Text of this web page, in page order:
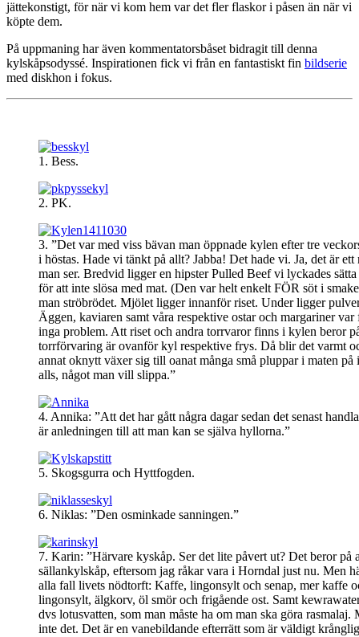
jättekonstigt, för när vi kom hem var det fler flaskor i påsen än när vi
köpte dem.
På uppmaning har även kommentatorsbåset bidragit till denna
kylskåpsodyssé. Inspirationen fick vi från en fantastiskt fin bildserie
med diskhon i fokus.
1. Bess.
2. PK.
3. ”Det var med viss bävan man öppnade kylen efter tre
i höstas. Hade vi tänkt på allt? Jabba! Det hade vi. Ja, det är ett
man ser. Bredvid ligger en hipster Pulled Beef vi lyckades sätta
för att inte slösa med mat. (Den var helt enkelt FÖR söt i
man ströbrödet. Mjölet ligger innanför riset. Under ligger
Äggen, kaviaren samt våra respektive ostar och margariner var
inga problem. Att riset och andra torrvaror finns i kylen beror
torrförvaring är ovanför kyl respektive frys. Då blir det varmt
annat oknytt växer sig till oanat många små pluppar i maten på
alls, något man vill slippa.”
4. Annika: ”Att det har gått några dagar sedan det senast
är anledningen till att man kan se själva hyllorna.”
5. Skogsgurra och Hyttfogden.
6. Niklas: ”Den osminkade sanningen.”
7. Karin: ”Härvare kyskåp. Ser det lite påvert ut? Det beror på
sällankylskåp, eftersom jag råkar vara i Horndal just nu. Men
alla fall livets nödtorft: Kaffe, lingonsylt och senap, mer kaffe
lingonsylt, älgkorv, öl smör och frigående ost. Samt
dvs lotusvatten, som man måste ha om man ska göra rasmalaj.
inte det. Det är en vanebildande efterrätt som är väldigt